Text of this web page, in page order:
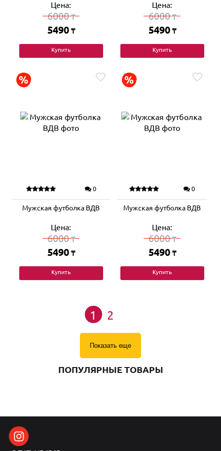
Цена:
6000₸
5490 ₸
Купить
Цена:
6000₸
5490 ₸
Купить
0
Мужская футболка ВДВ
Цена:
6000₸
5490 ₸
Купить
0
Мужская футболка ВДВ
Цена:
6000₸
5490 ₸
Купить
1 2
Показать еще
ПОПУЛЯРНЫЕ ТОВАРЫ